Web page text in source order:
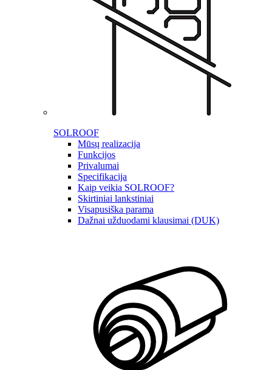
SOLROOF
Mūsų realizacija
Funkcijos
Privalumai
Specifikacija
Kaip veikia SOLROOF?
Skirtiniai lankstiniai
Visapusiška parama
Dažnai užduodami klausimai (DUK)